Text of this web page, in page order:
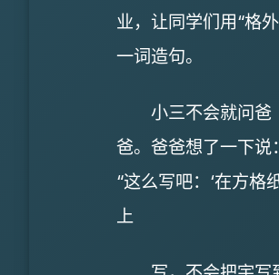
业，让同学们用“格
一词造句。
小三不会就问爸
爸。爸爸想了一下说：
“这么写吧：‘在方格
上